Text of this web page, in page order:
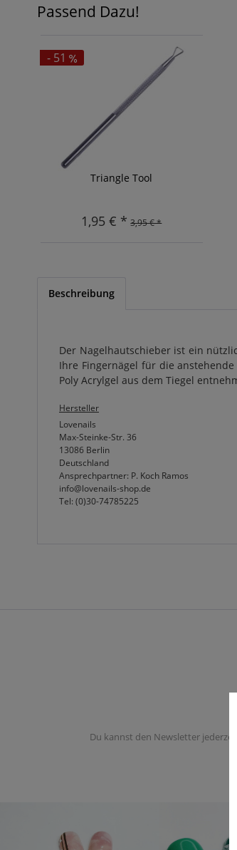
Passend Dazu!
- 51
Triangle Tool
1,95 € * 3,95 € *
Beschreibung
Der Nagelhautschieber ist ein
Ihre Fingernägel für die
Poly Acrylgel aus dem Tiegel
Hersteller
Lovenails
Max-Steinke-Str. 36
13086 Berlin
Deutschland
Ansprechpartner: P. Koch Ramos
info@lovenails-shop.de
Tel: (0)30-74785225
Du kannst den Newsletter